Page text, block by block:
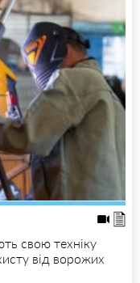
свою техніку
від ворожих